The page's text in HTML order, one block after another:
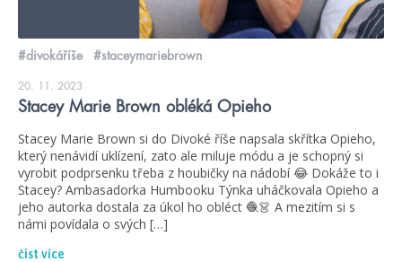
#divokáříše #staceymariebrown
20. 11. 2023
Stacey Marie Brown obléká Opieho
Stacey Marie Brown si do Divoké říše napsala skřítka Opieho,
který nenávidí uklízení, zato ale miluje módu a je schopný si
vyrobit podprsenku třeba z houbičky na nádobí 😂 Dokáže to i
Stacey? Ambasadorka Humbooku Týnka uháčkovala Opieho a
jeho autorka dostala za úkol ho obléct 🧶👗 A mezitím si s
námi povídala o svých […]
číst více